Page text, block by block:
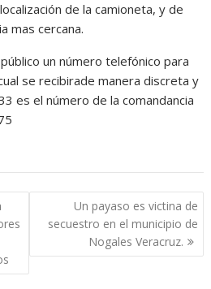
de la camioneta, y de
mas cercana.
un número telefónico para
se recibirade manera discreta y
es el número de la comandancia
Un payaso es victina de
secuestro en el municipio de
Nogales Veracruz.